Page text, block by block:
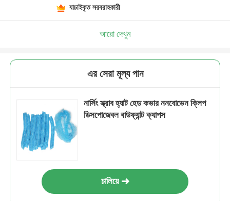
যাচাইকৃত সরবরাহকারী
আরো দেখুন
এর সেরা মূল্য পান
নার্সিং স্ক্রাব হ্যাট হেড কভার ননবোভেন ক্লিপ
ডিসপোজেবল বাউফ্যান্ট ক্যাপস
চালিয়ে